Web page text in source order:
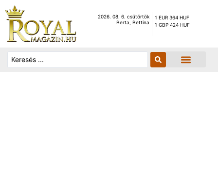
2026. 08. 6. csütörtök
Berta, Bettina
1 EUR 364 HUF
1 GBP 424 HUF